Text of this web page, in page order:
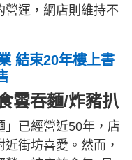
營運，網店則維持不
結束20年樓上書
雲吞麵/炸豬扒
」已經營近50年，店
街坊喜愛。然而，